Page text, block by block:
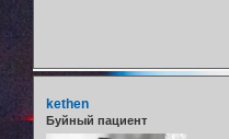
kethen
Буйный пациент